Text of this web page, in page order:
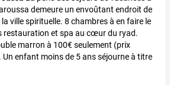
demeure un envoûtant endroit de
ville spirituelle. 8 chambres à en faire le
restauration et spa au cœur du ryad.
marron à 100€ seulement (prix
enfant moins de 5 ans séjourne à titre